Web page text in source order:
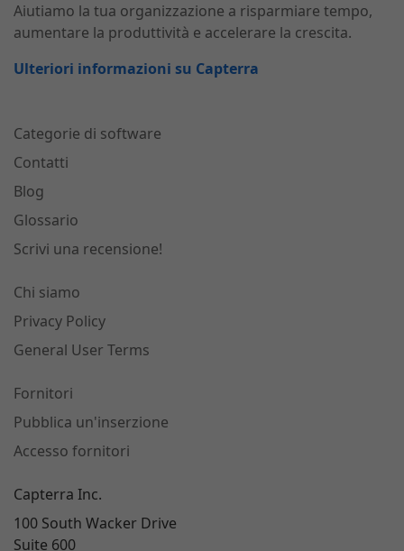
Aiutiamo la tua organizzazione a risparmiare tempo,
aumentare la produttività e accelerare la crescita.
Ulteriori informazioni su Capterra
Categorie di software
Contatti
Blog
Glossario
Scrivi una recensione!
Chi siamo
Privacy Policy
General User Terms
Fornitori
Pubblica un'inserzione
Accesso fornitori
Capterra Inc.
100 South Wacker Drive
Suite 600